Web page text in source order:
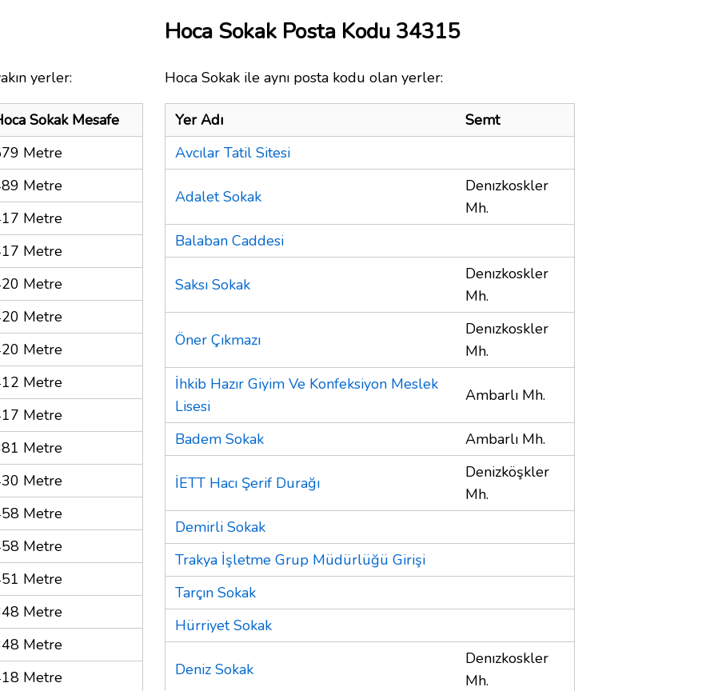
yerler:
Sokak Mesafe
Metre
Metre
Metre
Metre
Metre
Metre
Metre
Metre
Metre
Metre
Metre
Metre
Metre
Metre
Metre
Metre
Metre
Hoca Sokak Posta Kodu 34315
Hoca Sokak ile aynı posta kodu olan yerler:
Yer Adı
Semt
Avcılar Tatil Sitesi
Adalet Sokak
Denızkoskler
Mh.
Balaban Caddesi
Saksı Sokak
Denızkoskler
Mh.
Öner Çıkmazı
Denızkoskler
Mh.
İhkib Hazır Giyim Ve Konfeksiyon Meslek
Lisesi
Ambarlı Mh.
Badem Sokak Ambarlı Mh.
İETT Hacı Şerif Durağı
Denizköşkler
Mh.
Demirli Sokak
Trakya İşletme Grup Müdürlüğü Girişi
Tarçın Sokak
Hürriyet Sokak
Deniz Sokak
Denızkoskler
Mh.